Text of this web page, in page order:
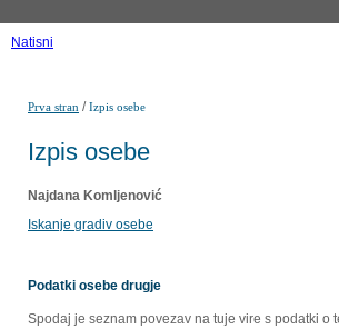
Natisni
Prva stran /Izpis osebe
Izpis osebe
Najdana Komljenović
Iskanje gradiv osebe
Podatki osebe drugje
Spodaj je seznam povezav na tuje vire s podatki o